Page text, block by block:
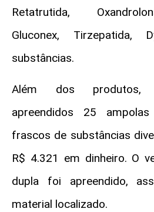
Retatrutida,
Gluconex, Tirzepatida,
substâncias.
Além dos produtos,
apreendidos 25
frascos de substâncias
R$ 4.321 em dinheiro. O
dupla foi apreendido,
material localizado.